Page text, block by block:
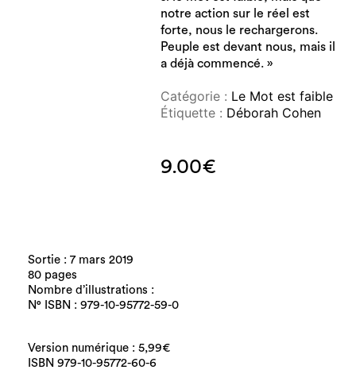
notre action sur le réel est
forte, nous le rechargerons.
Peuple est devant nous, mais il
a déjà commencé. »
Catégorie : Le Mot est faible
Étiquette : Déborah Cohen
9.00€
Sortie : 7 mars 2019
80 pages
Nombre d’illustrations :
N° ISBN : 979-10-95772-59-0
Version numérique : 5,99€
ISBN 979-10-95772-60-6